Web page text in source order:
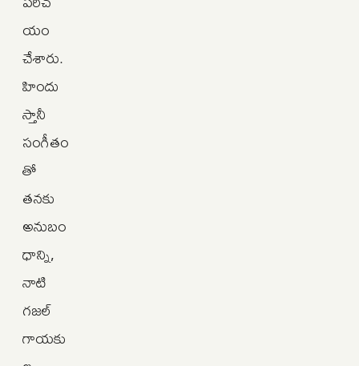
యం
చేశారు.
హిందు
స్తానీ
సంగీతం
తో
తనకు
అనుబం
ధాన్ని,
నాటి
గజల్‌
గాయకు